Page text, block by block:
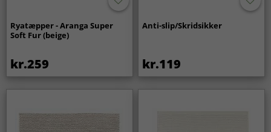
Ryatæpper - Aranga Super
Soft Fur (beige)
kr.259
Anti-slip/Skridsikker
kr.119